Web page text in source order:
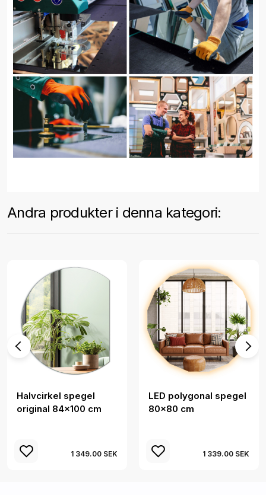
Andra produkter i denna kategori:
Halvcirkel spegel
original 84x100 cm
1 349.00 SEK
LED polygonal spegel
80x80 cm
1 339.00 SEK